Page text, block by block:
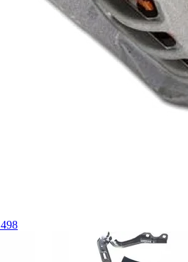
498